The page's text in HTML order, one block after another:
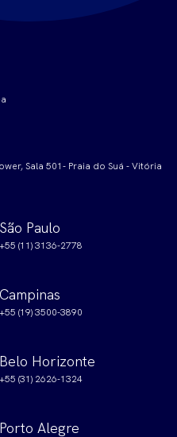
Sala 501- Praia do Suá - Vitória
São Paulo
+55 (11) 3136-2778
Campinas
+55 (19) 3500-3890
Belo Horizonte
+55 (31) 2626-1324
Porto Alegre